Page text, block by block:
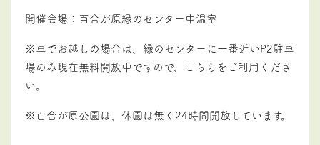
開催会場：百合が原緑のセンター中温室
※車でお越しの場合は、緑のセンターに一番近いP2駐車
場のみ現在無料開放中ですので、こちらをご利用くださ
い。
※百合が原公園は、休園は無く24時間開放しています。